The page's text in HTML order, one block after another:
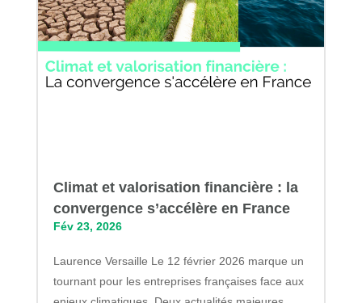
Climat et valorisation financière : la
convergence s’accélère en France
Fév 23, 2026
Laurence Versaille Le 12 février 2026 marque un
tournant pour les entreprises françaises face aux